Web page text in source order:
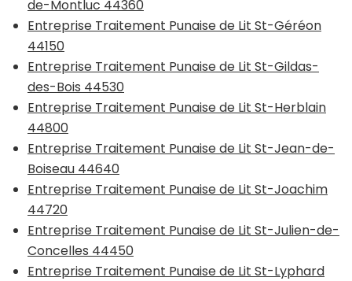
de-Montluc 44360
Entreprise Traitement Punaise de Lit St-Géréon
44150
Entreprise Traitement Punaise de Lit St-Gildas-
des-Bois 44530
Entreprise Traitement Punaise de Lit St-Herblain
44800
Entreprise Traitement Punaise de Lit St-Jean-de-
Boiseau 44640
Entreprise Traitement Punaise de Lit St-Joachim
44720
Entreprise Traitement Punaise de Lit St-Julien-de-
Concelles 44450
Entreprise Traitement Punaise de Lit St-Lyphard